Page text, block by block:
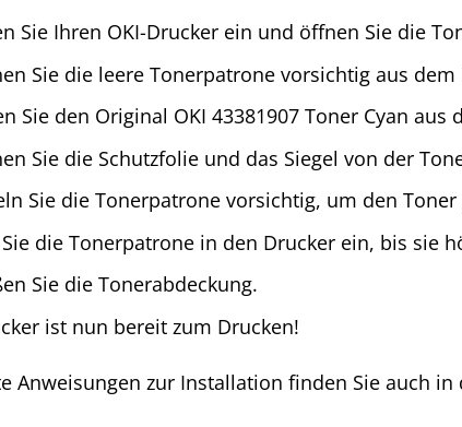
Sie Ihren OKI-Drucker ein und öffnen Sie die
Sie die leere Tonerpatrone vorsichtig aus dem
Sie den Original OKI 43381907 Toner Cyan aus
Sie die Schutzfolie und das Siegel von der
Sie die Tonerpatrone vorsichtig, um den
Sie die Tonerpatrone in den Drucker ein, bis sie
Sie die Tonerabdeckung.
ist nun bereit zum Drucken!
Anweisungen zur Installation finden Sie auch